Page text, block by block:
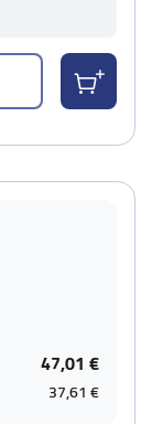
47,01 €
37,61 €